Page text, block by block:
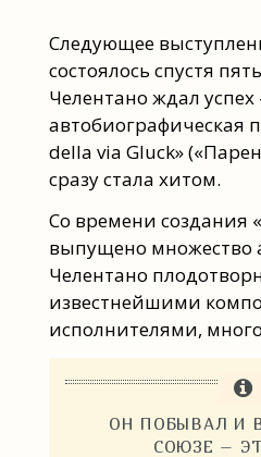
Следующее
состоялось спустя
Челентано ждал успех
автобиографическая
della via Gluck»
сразу стала хитом.
Со времени создания
выпущено множество
Челентано
известнейшими
исполнителями,
ОН ПОБЫВАЛ И
СОЮЗЕ –